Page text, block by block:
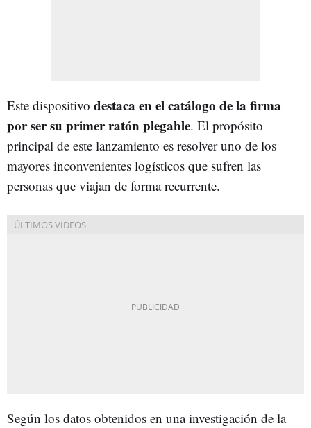
Este dispositivo destaca en el catálogo de la firma
por ser su primer ratón plegable. El propósito
principal de este lanzamiento es resolver uno de los
mayores inconvenientes logísticos que sufren las
personas que viajan de forma recurrente.
Según los datos obtenidos en una investigación de la